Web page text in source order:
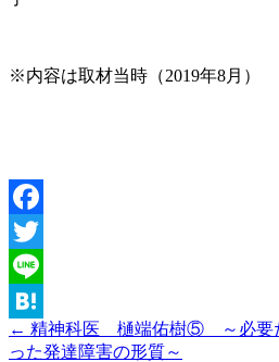
※内容は取材当時（2019年8月）
Facebook
Twitter
Line
Hatena
← 精神科医 樋端佑樹⑤ ～必要
った発達障害の形質～